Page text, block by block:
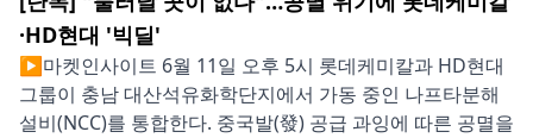
·HD현대 '빅딜'
▶마켓인사이트 6월 11일 오후 5시 롯데케미칼과 HD현대
그룹이 충남 대산석유화학단지에서 가동 중인 나프타분해
설비(NCC)를 통합한다. 중국발(發) 공급 과잉에 따른 공멸을